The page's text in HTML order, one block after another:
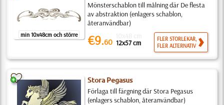
min 10x48cm och större
Mönsterschablon till målning där De flesta
av abstraktion (enlagers schablon,
återanvändbar)
€9.60 12x57 cm
FLER STORLEKAR,
FLER ALTERNATIV
Stora Pegasus
Förlaga till färgning där Stora Pegasus
(enlagers schablon, återanvändbar)